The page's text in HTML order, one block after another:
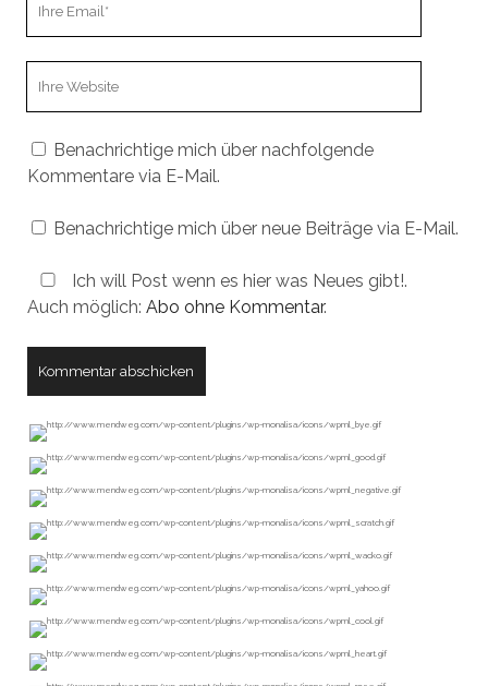
Benachrichtige mich über nachfolgende
Kommentare via E-Mail.
Benachrichtige mich über neue Beiträge via E-Mail.
Ich will Post wenn es hier was Neues gibt!.
Auch möglich: Abo ohne Kommentar.